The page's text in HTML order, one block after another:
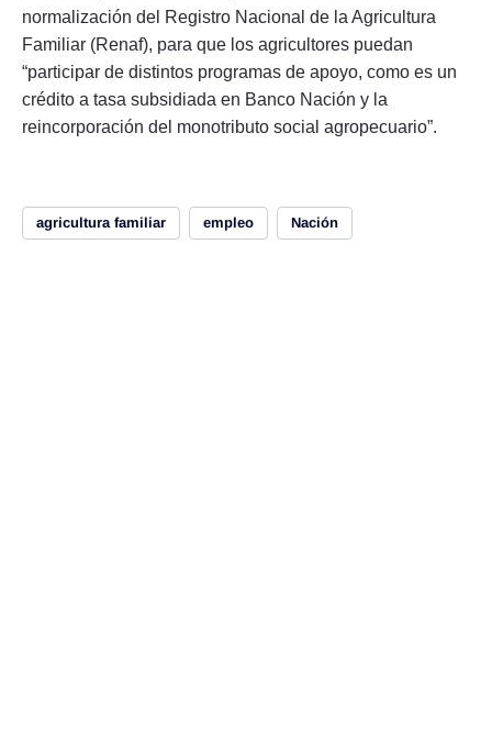
normalización del Registro Nacional de la Agricultura
Familiar (Renaf), para que los agricultores puedan
“participar de distintos programas de apoyo, como es un
crédito a tasa subsidiada en Banco Nación y la
reincorporación del monotributo social agropecuario”.
agricultura familiar empleo Nación